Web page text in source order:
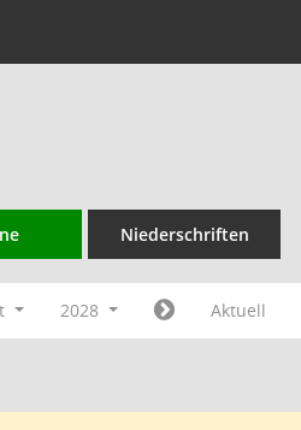
Niederschriften
2028 Aktuell